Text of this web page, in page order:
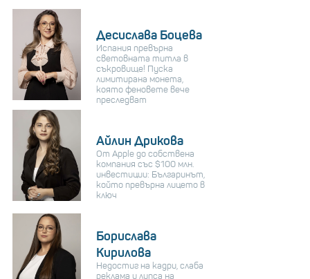
Десислава Боцева
Испания превърна
световната титла в
съкровище! Пуска
лимитирана монета,
която феновете вече
преследват
Айлин Дрикова
От Apple до собствена
компания със $100 млн.
инвестиции: Българинът,
който превърна лицето в
ключ
Борислава
Кирилова
Недостиг на кадри, слаба
реклама и липса на